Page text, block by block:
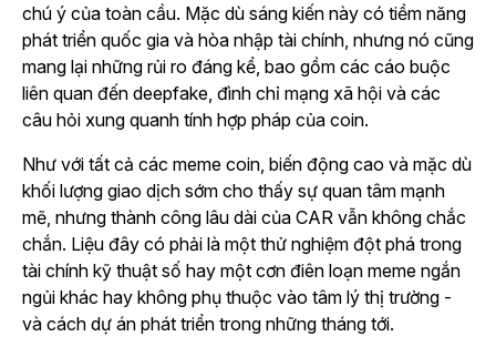
chú ý của toàn cầu. Mặc dù sáng kiến này có tiềm năng
phát triển quốc gia và hòa nhập tài chính, nhưng nó cũng
mang lại những rủi ro đáng kể, bao gồm các cáo buộc
liên quan đến deepfake, đình chỉ mạng xã hội và các
câu hỏi xung quanh tính hợp pháp của coin.
Như với tất cả các meme coin, biến động cao và mặc dù
khối lượng giao dịch sớm cho thấy sự quan tâm mạnh
mẽ, nhưng thành công lâu dài của CAR vẫn không chắc
chắn. Liệu đây có phải là một thử nghiệm đột phá trong
tài chính kỹ thuật số hay một cơn điên loạn meme ngắn
ngủi khác hay không phụ thuộc vào tâm lý thị trường -
và cách dự án phát triển trong những tháng tới.